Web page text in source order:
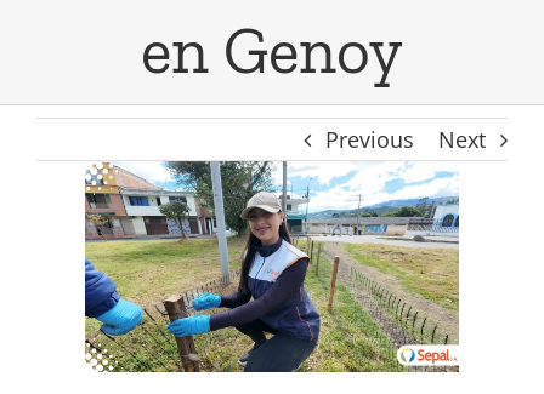
Objeto Social
Naturaleza Jurídica
Gestión de proyectos
Valores Corporativos
Alumbrado público
Smart City
Eco Energy
Electrificación rural
Alumbrado navideño
Regeneración urbana
Smart Vita
CONVOCATORIAS
TRANSPARENCIA
Plan anual de alumbrado
MAPA DE LUCES
CONTACTOS
en Genoy
Previous Next